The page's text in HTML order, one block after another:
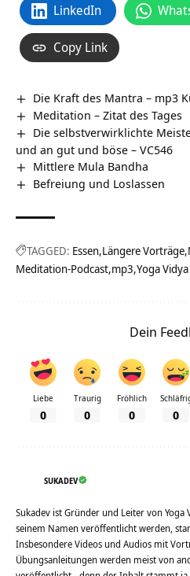
LinkedIn
Copy Link
Die Kraft des Mantra – mp3
Meditation – Zitat des Tages
Die selbstverwirklichte
und an gut und böse – VC546
Mittlere Mula Bandha
Befreiung und Loslassen
TAGGED: Essen Längere Vorträge
Meditation-Podcast mp3 Yoga Vidya
Dein
Liebe
0
Traurig
0
Fröhlich
0 0
SUKADEV
Sukadev ist Gründer und Leiter von Yoga
seinem Namen veröffentlicht werden,
Insbesondere Videos und Audios mit
Übungsanleitungen werden meist von